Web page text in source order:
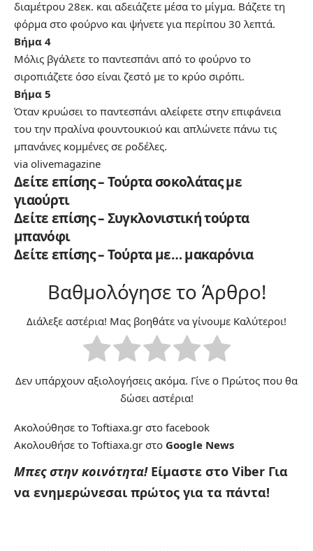
διαμέτρου 28εκ. και αδειάζετε μέσα το μίγμα. Βάζετε τη
φόρμα στο φούρνο και ψήνετε για περίπου 30 λεπτά.
Βήμα 4
Μόλις βγάλετε το παντεσπάνι από το φούρνο το
σιροπιάζετε όσο είναι ζεστό με το κρύο σιρόπι.
Βήμα 5
Όταν κρυώσει το παντεσπάνι αλείφετε στην επιφάνεια
του την πραλίνα φουντουκιού και απλώνετε πάνω τις
μπανάνες κομμένες σε ροδέλες.
via olivemagazine
Δείτε επίσης – Τούρτα σοκολάτας με
γιαούρτι
Δείτε επίσης – Συγκλονιστική τούρτα
μπανόφι
Δείτε επίσης – Τούρτα με… μακαρόνια
Βαθμολόγησε το Άρθρο!
Διάλεξε αστέρια! Μας βοηθάτε να γίνουμε Καλύτεροι!
Δεν υπάρχουν αξιολογήσεις ακόμα. Γίνε ο Πρώτος που θα
δώσει αστέρια!
Ακολούθησε το Toftiaxa.gr στο facebook
Ακολουθήσε το Toftiaxa.gr στο Google News
Μπες στην κοινότητα! Είμαστε στο Viber Για
να ενημερώνεσαι πρώτος για τα πάντα!